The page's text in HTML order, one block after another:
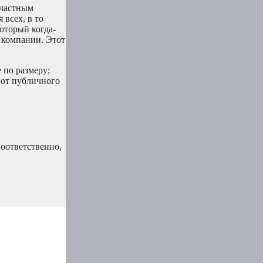
всех, в то
когда-
компании. Этот
размеру;
публичного